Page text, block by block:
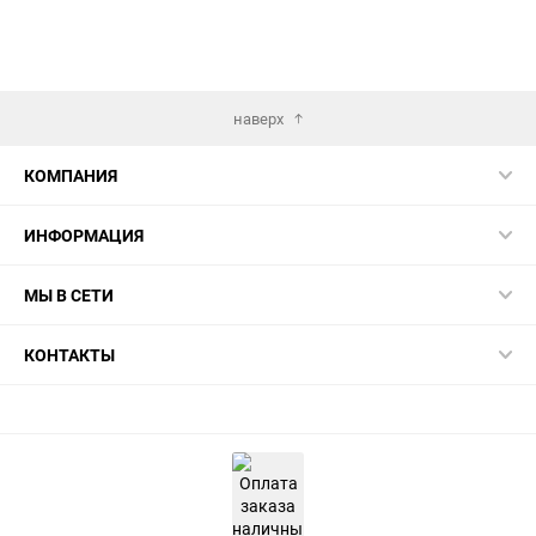
наверх
КОМПАНИЯ
ИНФОРМАЦИЯ
МЫ В СЕТИ
КОНТАКТЫ